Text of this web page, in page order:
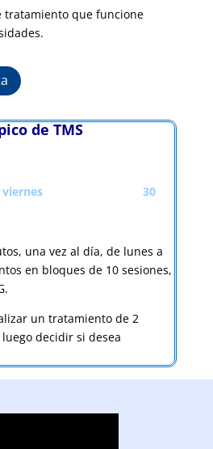
tratamiento que funcione
de TMS
a viernes 30
una vez al día, de lunes a
en bloques de 10 sesiones,
un tratamiento de 2
decidir si desea